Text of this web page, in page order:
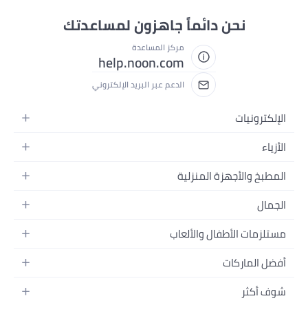
نحن دائماً جاهزون لمساعدتك
مركز المساعدة
help.noon.com
الدعم عبر البريد الإلكتروني
الإلكترونيات
الجوالات
اللابتوبات
الأجهزة المنزلية
التلفزيونات
السماعات
ألعاب القيمنق
الأزياء
أزياء نسائية
أزياء البنات
أزياء الأولاد
المجوهرات
حقائب نسائية
المطبخ والأجهزة المنزلية
الحمام
المطبخ والسفرة
أدوات وتحسين المنزل
الأثاث
الجمال
العطور
العناية بالشعر
العناية بالبشرة
مستلزمات الأطفال والألعاب
الحفاضات
الرضاعة والتغذية
أفضل الماركات
سامسونج
شوف أكثر